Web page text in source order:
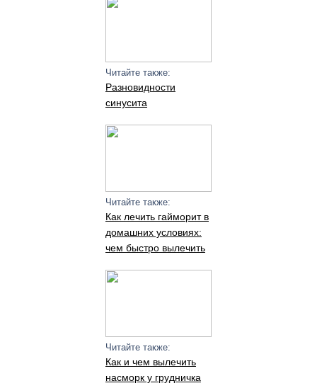
Читайте также:
Разновидности
синусита
Читайте также:
Как лечить гайморит в
домашних условиях:
чем быстро вылечить
Читайте также:
Как и чем вылечить
насморк у грудничка